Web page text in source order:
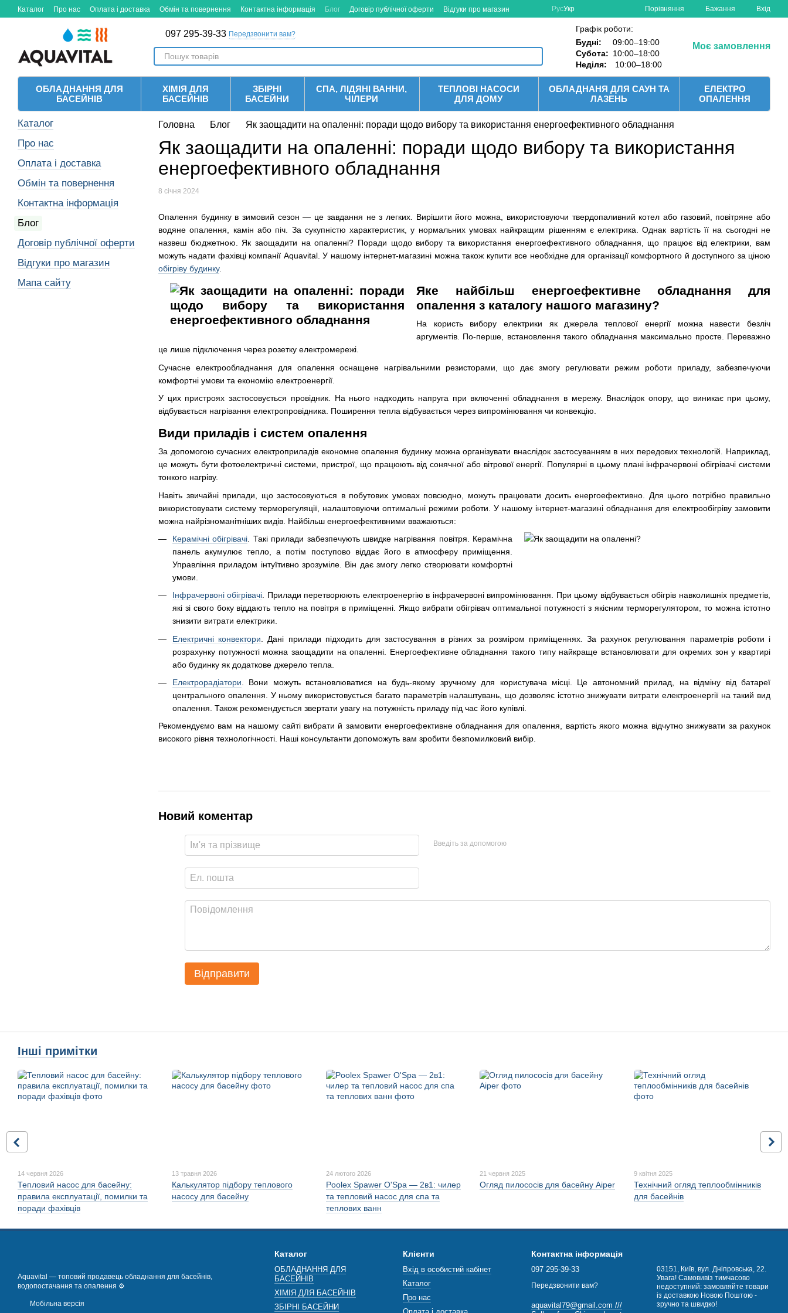
Перейти до основного контенту
Каталог Про нас Оплата і доставка Обмін та повернення Контактна інформація Блог Договір публічної оферти Відгуки про магазин РусУкр Порівняння Бажання Вхід
097 295-39-33 Передзвонити вам?
Графік роботи:
Будні:
09:00–19:00
Субота: 10:00–18:00
Неділя:
10:00–18:00
Моє замовлення
ОБЛАДНАННЯ ДЛЯ
БАСЕЙНІВ
ХІМІЯ ДЛЯ
БАСЕЙНІВ
ЗБІРНІ
БАСЕЙНИ
СПА, ЛІДЯНІ ВАННИ,
ЧІЛЕРИ
ТЕПЛОВІ НАСОСИ
ДЛЯ ДОМУ
ОБЛАДНАНЯ ДЛЯ САУН ТА
ЛАЗЕНЬ
ЕЛЕКТРО
ОПАЛЕННЯ
Головна Блог Як заощадити на опаленні: поради щодо вибору та використання енергоефективного обладнання
Як заощадити на опаленні: поради щодо вибору та використання
енергоефективного обладнання
8 січня 2024
Опалення будинку в зимовий сезон — це завдання не з легких. Вирішити його можна, використовуючи твердопаливний котел або газовий, повітряне або
водяне опалення, камін або піч. За сукупністю характеристик, у нормальних умовах найкращим рішенням є електрика. Однак вартість її на сьогодні не
назвеш бюджетною. Як заощадити на опаленні? Поради щодо вибору та використання енергоефективного обладнання, що працює від електрики, вам
можуть надати фахівці компанії Aquavital. У нашому інтернет-магазині можна також купити все необхідне для організації комфортного й доступного за ціною
обігріву будинку.
Яке найбільш енергоефективне обладнання для
опалення з каталогу нашого магазину?
На користь вибору електрики як джерела теплової енергії можна навести безліч
аргументів. По-перше, встановлення такого обладнання максимально просте. Переважно
це лише підключення через розетку електромережі.
Сучасне електрообладнання для опалення оснащене нагрівальними резисторами, що дає змогу регулювати режим роботи приладу, забезпечуючи
комфортні умови та економію електроенергії.
У цих пристроях застосовується провідник. На нього надходить напруга при включенні обладнання в мережу. Внаслідок опору, що виникає при цьому,
відбувається нагрівання електропровідника. Поширення тепла відбувається через випромінювання чи конвекцію.
Види приладів і систем опалення
За допомогою сучасних електроприладів економне опалення будинку можна організувати внаслідок застосуванням в них передових технологій. Наприклад,
це можуть бути фотоелектричні системи, пристрої, що працюють від сонячної або вітрової енергії. Популярні в цьому плані інфрачервоні обігрівачі системи
тонкого нагріву.
Навіть звичайні прилади, що застосовуються в побутових умовах повсюдно, можуть працювати досить енергоефективно. Для цього потрібно правильно
використовувати систему терморегуляції, налаштовуючи оптимальні режими роботи. У нашому інтернет-магазині обладнання для електрообігріву замовити
можна найрізноманітніших видів. Найбільш енергоефективними вважаються:
Керамічні обігрівачі . Такі прилади забезпечують швидке нагрівання повітря. Керамічна
панель акумулює тепло, а потім поступово віддає його в атмосферу приміщення.
Управління приладом інтуїтивно зрозуміле. Він дає змогу легко створювати комфортні
умови.
Інфрачервоні обігрівачі. Прилади перетворюють електроенергію в інфрачервоні випромінювання. При цьому відбувається обігрів навколишніх предметів,
які зі свого боку віддають тепло на повітря в приміщенні. Якщо вибрати обігрівач оптимальної потужності з якісним терморегулятором, то можна істотно
знизити витрати електрики.
Електричні конвектори . Дані прилади підходить для застосування в різних за розміром приміщеннях. За рахунок регулювання параметрів роботи і
розрахунку потужності можна заощадити на опаленні. Енергоефективне обладнання такого типу найкраще встановлювати для окремих зон у квартирі
або будинку як додаткове джерело тепла.
Електрорадіатори . Вони можуть встановлюватися на будь-якому зручному для користувача місці. Це автономний прилад, на відміну від батареї
центрального опалення. У ньому використовується багато параметрів налаштувань, що дозволяє істотно знижувати витрати електроенергії на такий вид
опалення. Також рекомендується звертати увагу на потужність приладу під час його купівлі.
Рекомендуємо вам на нашому сайті вибрати й замовити енергоефективне обладнання для опалення, вартість якого можна відчутно знижувати за рахунок
високого рівня технологічності. Наші консультанти допоможуть вам зробити безпомилковий вибір.
Новий коментар
Введіть за допомогою
Відправити
Каталог
Про нас
Оплата і доставка
Обмін та повернення
Контактна інформація
Блог
Договір публічної оферти
Відгуки про магазин
Мапа сайту
Інші примітки
14 червня 2026
Тепловий насос для басейну:
правила експлуатації, помилки та
поради фахівців
13 травня 2026
Калькулятор підбору теплового
насосу для басейну
24 лютого 2026
Poolex Spawer O'Spa — 2в1: чилер
та тепловий насос для спа та
теплових ванн
21 червня 2025
Огляд пилососів для басейну Aiper
9 квітня 2025
Технічний огляд теплообмінників
для басейнів
Aquavital — топовий продавець обладнання для басейнів,
водопостачання та опалення ⚙️
Мобільна версія
Каталог
ОБЛАДНАННЯ ДЛЯ
БАСЕЙНІВ
ХІМІЯ ДЛЯ БАСЕЙНІВ
ЗБІРНІ БАСЕЙНИ
Клієнти
Вхід в особистий кабінет
Каталог
Про нас
Контактна інформація
097 295-39-33
Передзвонити вам?
aquavital79@gmail.com ///
03151, Київ, вул. Дніпровська, 22.
Увага! Самовивіз тимчасово
недоступний: замовляйте товари
із доставкою Новою Поштою -
зручно та швидко!